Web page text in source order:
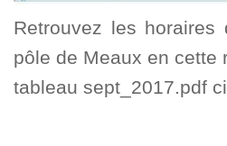
Retrouvez les
pôle de Meaux en cette
tableau sept_2017.pdf